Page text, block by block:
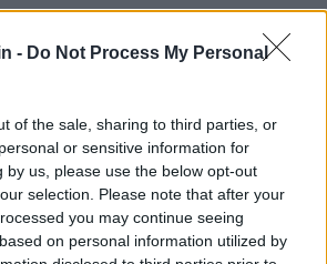
- Do Not Process My Personal
of the sale, sharing to third parties, or
or sensitive information for
by us, please use the below opt-out
selection. Please note that after your
you may continue seeing
on personal information utilized by
árnyékában